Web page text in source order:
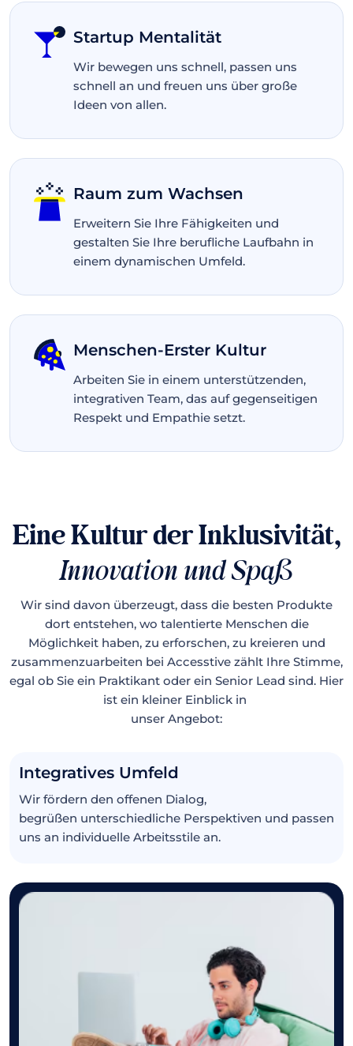
Startup Mentalität
Wir bewegen uns schnell, passen uns
schnell an und freuen uns über große
Ideen von allen.
Raum zum Wachsen
Erweitern Sie Ihre Fähigkeiten und
gestalten Sie Ihre berufliche Laufbahn in
einem dynamischen Umfeld.
Menschen-Erster Kultur
Arbeiten Sie in einem unterstützenden,
integrativen Team, das auf gegenseitigen
Respekt und Empathie setzt.
Eine Kultur der Inklusivität,
Innovation und Spaß
Wir sind davon überzeugt, dass die besten Produkte
dort entstehen, wo talentierte Menschen die
Möglichkeit haben, zu erforschen, zu kreieren und
zusammenzuarbeiten bei Accesstive zählt Ihre Stimme,
egal ob Sie ein Praktikant oder ein Senior Lead sind. Hier
ist ein kleiner Einblick in
unser Angebot:
Integratives Umfeld
Wir fördern den offenen Dialog,
begrüßen unterschiedliche Perspektiven und passen
uns an individuelle Arbeitsstile an.